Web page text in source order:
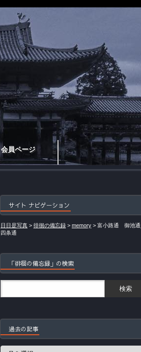
会員ページ
サイト ナビゲーション
日日是写真 > 徘徊の備忘録 > memory > 富小路通 御池通_
四条通
「徘徊の備忘録」の検索
過去の記事
過